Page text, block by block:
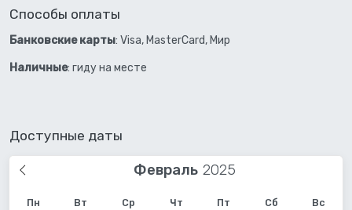
Способы оплаты
Банковские карты: Visa, MasterCard, Мир
Наличные: гиду на месте
Доступные даты
Февраль
Пн Вт Ср Чт Пт Сб Вс